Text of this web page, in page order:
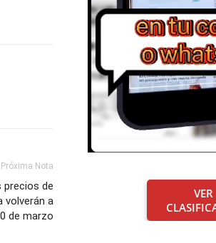
Próxima Nota
precios de
volverán a
de marzo
VER